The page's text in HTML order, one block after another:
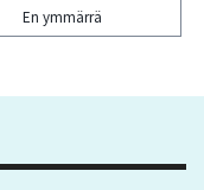
En ymmärrä